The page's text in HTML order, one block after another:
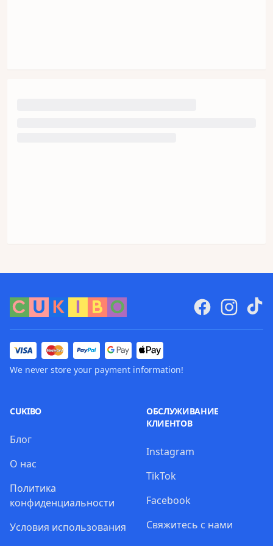
We never store your payment information!
CUKIBO
Блог
О нас
Политика
конфиденциальности
Условия использования
ОБСЛУЖИВАНИЕ
КЛИЕНТОВ
Instagram
TikTok
Facebook
Свяжитесь с нами